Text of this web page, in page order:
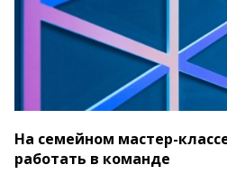
На семейном мастер-
работать в команде